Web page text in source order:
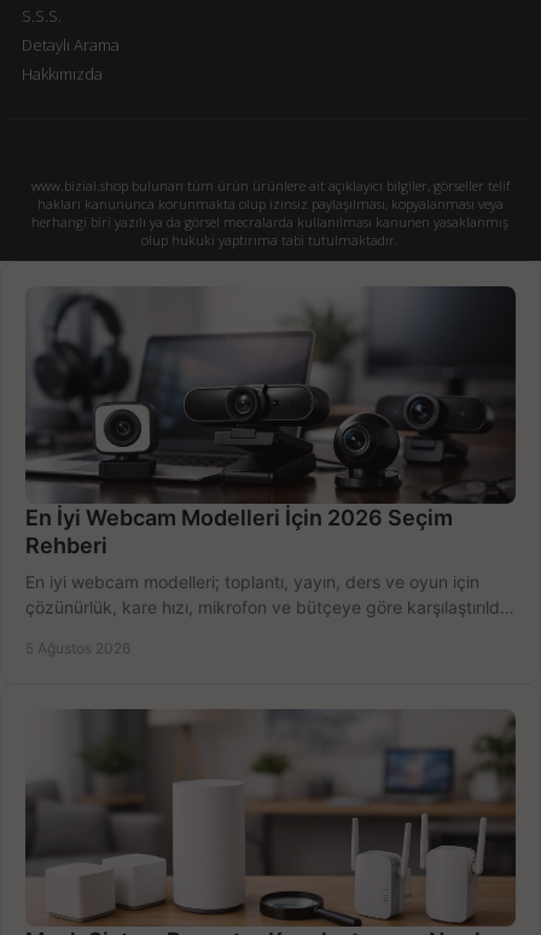
S.S.S.
Detaylı Arama
Hakkımızda
www.bizial.shop bulunan tüm ürün ürünlere ait açıklayıcı bilgiler, görseller telif
hakları kanununca korunmakta olup izinsiz paylaşılması, kopyalanması veya
herhangi biri yazılı ya da görsel mecralarda kullanılması kanunen yasaklanmış
olup hukuki yaptırıma tabi tutulmaktadır.
En İyi Webcam Modelleri İçin 2026 Seçim
Rehberi
En iyi webcam modelleri; toplantı, yayın, ders ve oyun için
çözünürlük, kare hızı, mikrofon ve bütçeye göre karşılaştırıldı.
5 Ağustos 2026